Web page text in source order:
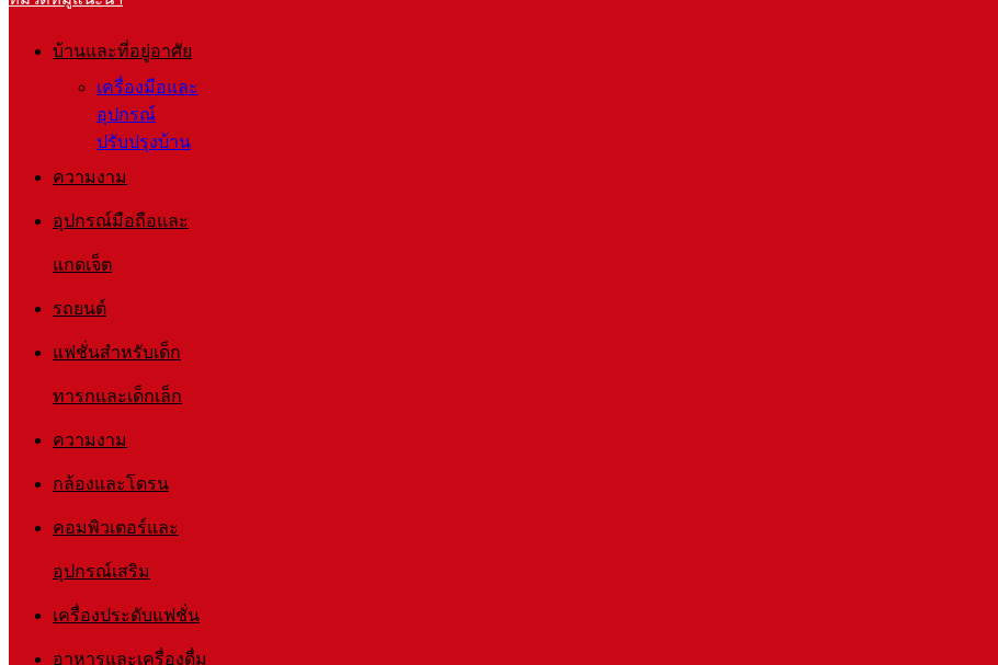
บ้านและที่อยู่อาศัย
เครื่องมือและ
อุปกรณ์
ปรับปรุงบ้าน
ความงาม
อุปกรณ์มือถือและ
แกดเจ็ต
รถยนต์
แฟชั่นสำหรับเด็ก
ทารกและเด็กเล็ก
ความงาม
กล้องและโดรน
คอมพิวเตอร์และ
อุปกรณ์เสริม
เครื่องประดับแฟชั่น
อาหารและเครื่องดื่ม